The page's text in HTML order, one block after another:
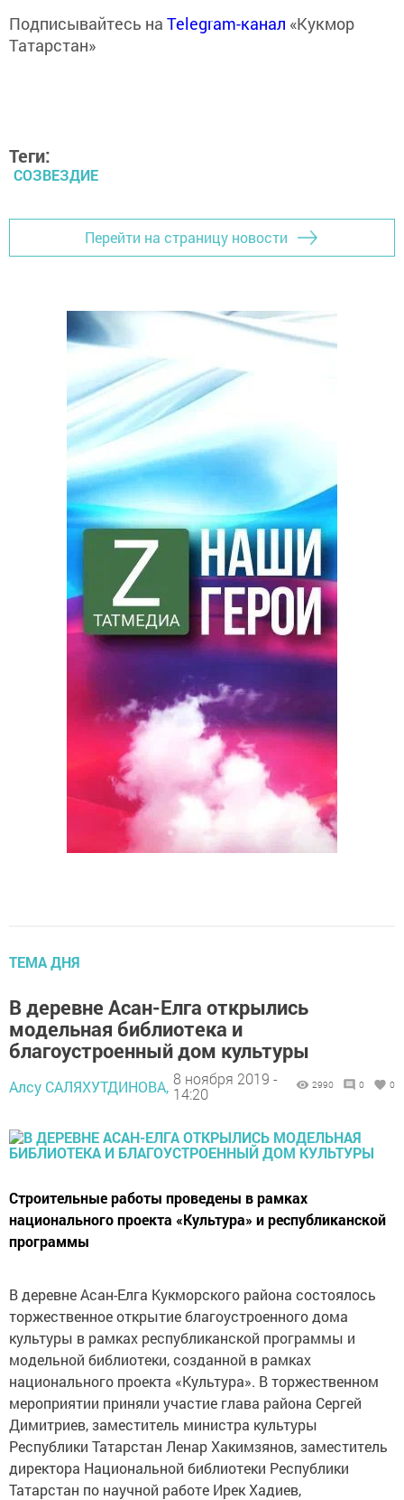
Подписывайтесь на Telegram-канал «Кукмор
Татарстан»
Теги:
СОЗВЕЗДИЕ
Перейти на страницу новости
ТЕМА ДНЯ
В деревне Асан-Елга открылись
модельная библиотека и
благоустроенный дом культуры
Алсу САЛЯХУТДИНОВА, 8 ноября 2019 -
14:20
2990 0 0
Строительные работы проведены в рамках
национального проекта «Культура» и республиканской
программы
В деревне Асан-Елга Кукморского района состоялось
торжественное открытие благоустроенного дома
культуры в рамках республиканской программы и
модельной библиотеки, созданной в рамках
национального проекта «Культура». В торжественном
мероприятии приняли участие глава района Сергей
Димитриев, заместитель министра культуры
Республики Татарстан Ленар Хакимзянов, заместитель
директора Национальной библиотеки Республики
Татарстан по научной работе Ирек Хадиев,